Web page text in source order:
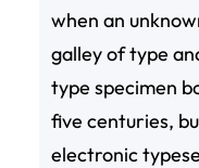
when an
galley of type
type specimen
five centuries,
electronic